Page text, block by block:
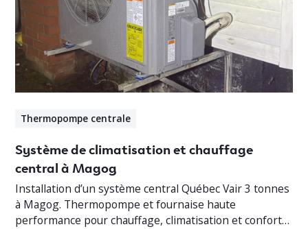
Thermopompe centrale
Système de climatisation et chauffage
central à Magog
Installation d’un système central Québec Vair 3 tonnes
à Magog. Thermopompe et fournaise haute
performance pour chauffage, climatisation et confort